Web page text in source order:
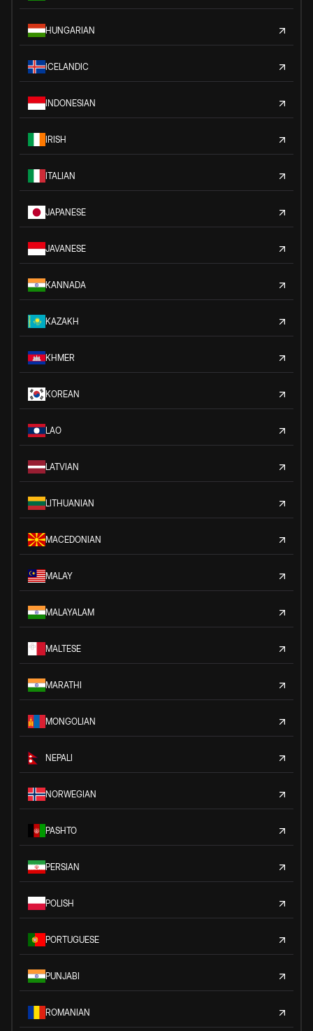
HUNGARIAN
ICELANDIC
INDONESIAN
IRISH
ITALIAN
JAPANESE
JAVANESE
KANNADA
KAZAKH
KHMER
KOREAN
LAO
LATVIAN
LITHUANIAN
MACEDONIAN
MALAY
MALAYALAM
MALTESE
MARATHI
MONGOLIAN
NEPALI
NORWEGIAN
PASHTO
PERSIAN
POLISH
PORTUGUESE
PUNJABI
ROMANIAN